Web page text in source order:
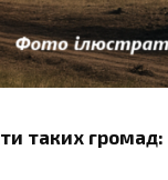
таких громад: